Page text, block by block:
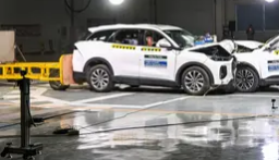
CHERY И СПОРТ
НАШИ МЕРОПРИЯТИЯ